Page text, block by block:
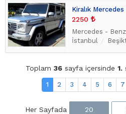
Kiralık Mercedes
2250
Mercedes -
İstanbul
Toplam 36 sayfa içersinde 1.
1 2 3 4 5 6 7
Her Sayfada 20